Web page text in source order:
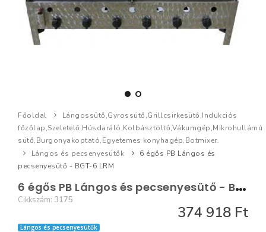
Főoldal
Lángossütő,Gyrossütő,Grillcsirkesütő,Indukciós
főzőlap,Szeletelő,Húsdaráló,Kolbásztöltő,Vákumgép,Mikrohullámú
sütő,Burgonyakoptató,Egyetemes konyhagép,Botmixer.
Lángos és pecsenyesütők
6 égős PB Lángos és
pecsenyesütő - BGT-6 LRM
6
égős PB Lángos és pecsenyesütő - BGT-6 LRM
Cikkszám: 3175
374 918 Ft
Lángos és pecsenyesütők